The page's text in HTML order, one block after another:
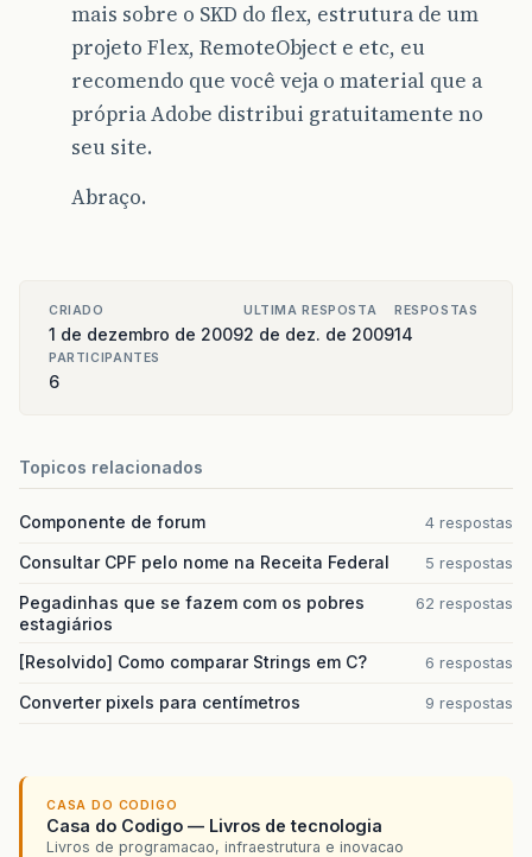
mais sobre o SKD do flex, estrutura de um
projeto Flex, RemoteObject e etc, eu
recomendo que você veja o material que a
própria Adobe distribui gratuitamente no
seu site.
Abraço.
CRIADO
1 de dezembro de 2009
ULTIMA RESPOSTA
2 de dez. de 2009
RESPOSTAS
14
PARTICIPANTES
6
Topicos relacionados
Componente de forum 4 respostas
Consultar CPF pelo nome na Receita Federal 5 respostas
Pegadinhas que se fazem com os pobres
estagiários
62 respostas
[Resolvido] Como comparar Strings em C? 6 respostas
Converter pixels para centímetros 9 respostas
CASA DO CODIGO
Casa do Codigo — Livros de tecnologia
Livros de programacao, infraestrutura e inovacao